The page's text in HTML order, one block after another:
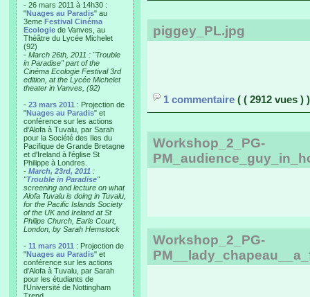
- 26 mars 2011 à 14h30 :
"Nuages au Paradis" au
3eme Festival Cinéma
Ecologie de Vanves, au
Théâtre du Lycée Michelet
(92)
- March 26th, 2011 : "Trouble
in Paradise" part of the
Cinéma Ecologie Festival 3rd
edition, at the Lycée Michelet
theater in Vanves, (92)
- 23 mars 2011 : Projection de
"Nuages au Paradis" et
conférence sur les actions
d'Alofa à Tuvalu, par Sarah
pour la Société des Iles du
Pacifique de Grande Bretagne
et d'Ireland à l'église St
Philippe à Londres.
- March, 23rd, 2011 :
"Trouble in Paradise"
screening and lecture on what
Alofa Tuvalu is doing in Tuvalu,
for the Pacific Islands Society
of the UK and Ireland at St
Philips Church, Earls Court,
London, by Sarah Hemstock
- 11 mars 2011 : Projection de
"Nuages au Paradis" et
conférence sur les actions
d'Alofa à Tuvalu, par Sarah
pour les étudiants de
l'Université de Nottingham
piggey_PL.jpg
1 commentaire ( ( 2912 vues ) )
Workshop_2_PG-
Workshop_2_PG-